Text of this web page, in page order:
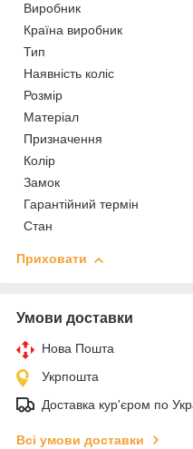
Виробник
Країна виробник
Тип
Наявність коліс
Розмір
Матеріал
Призначення
Колір
Замок
Гарантійний термін
Стан
Приховати
Умови доставки
Нова Пошта
Укрпошта
Доставка кур'єром по
Всі умови доставки